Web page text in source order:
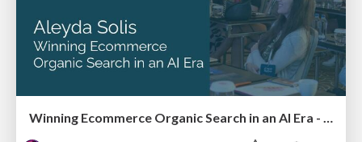
Winning Ecommerce Organic Search in an AI Era - #searchnstuff2025